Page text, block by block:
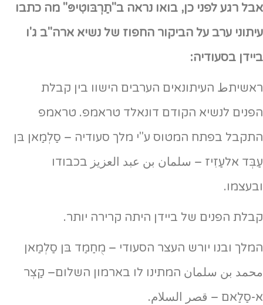
אבל רגע לפני כן, בואו נראה ב"תַרְבּּוטִיפּ" מה כתבו
עיתוני ערב על הביקור החפוז של נשיא ארה"ב ג'ו
ביידן בסעודיה:
ראשיתط העיתונאים הערבים הישוו בין קבלת
הפנים לנשיא הקודם דונאלד טראמפ. טראמפ
התקבל בפתח המטוס ע"י מלך סעודיה – סַלְמַאן בּן
עַבְּד אלעַזִיז – سلمان بن عبد العزيز בכבודו
ובעצמו.
קבלת הפנים של ביידן היתה קרירה יותר.
המלך ובנו יורש העצר הסעודי – מֻחַמַד בּן סַלְמַאן
محمد بن سلمان המתינו לו בארמון השלום– קַצְר
א-סַלַאם – قصر السلام.